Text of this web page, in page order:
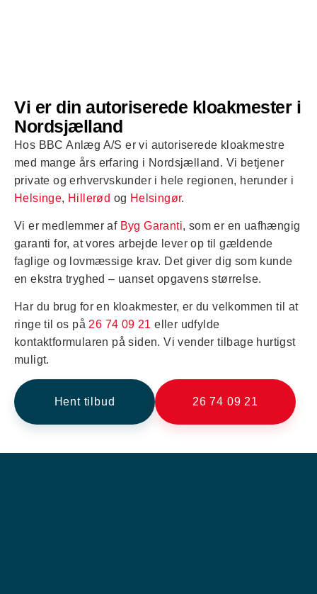
Vi er din autoriserede kloakmester i
Nordsjælland
Hos BBC Anlæg A/S er vi autoriserede kloakmestre
med mange års erfaring i Nordsjælland. Vi betjener
private og erhvervskunder i hele regionen, herunder i
Helsinge, Hillerød og Helsingør.
Vi er medlemmer af Byg Garanti, som er en uafhængig
garanti for, at vores arbejde lever op til gældende
faglige og lovmæssige krav. Det giver dig som kunde
en ekstra tryghed – uanset opgavens størrelse.
Har du brug for en kloakmester, er du velkommen til at
ringe til os på 26 74 09 21 eller udfylde
kontaktformularen på siden. Vi vender tilbage hurtigst
muligt.
Hent tilbud 26 74 09 21